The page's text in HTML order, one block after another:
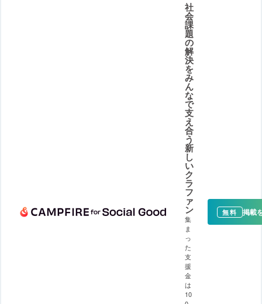
社
会
課
題
の
解
決
を
み
ん
な
で
支
え
合
う
新
し
い
ク
ラ
フ
ァ
ン
集
ま
っ
た
支
援
金
は
10
無料 掲載